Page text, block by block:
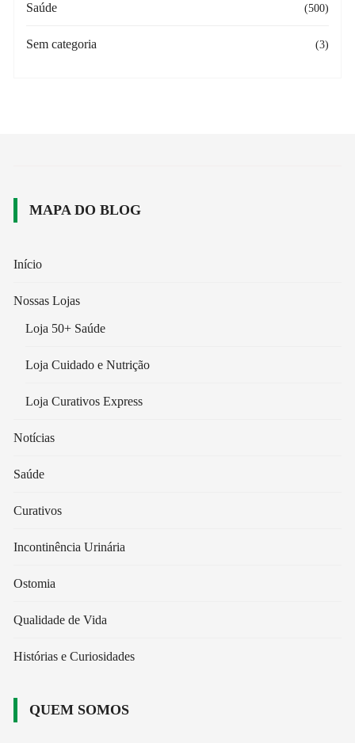
Saúde (500)
Sem categoria (3)
MAPA DO BLOG
Início
Nossas Lojas
Loja 50+ Saúde
Loja Cuidado e Nutrição
Loja Curativos Express
Notícias
Saúde
Curativos
Incontinência Urinária
Ostomia
Qualidade de Vida
Histórias e Curiosidades
QUEM SOMOS